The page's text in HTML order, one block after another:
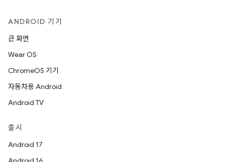
ANDROID 기기
큰 화면
Wear OS
ChromeOS 기기
자동차용 Android
Android TV
출시
Android 17